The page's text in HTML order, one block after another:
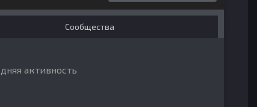
Сообщества
активность